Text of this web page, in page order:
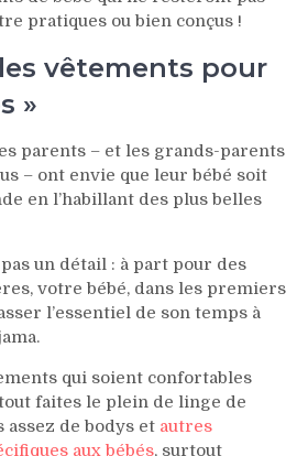
pratiques ou bien conçus !
vêtements pour
»
parents – et les grands-parents
– ont envie que leur bébé soit
en l’habillant des plus belles
un détail : à part pour des
votre bébé, dans les premiers
l’essentiel de son temps à
qui soient confortables
faites le plein de linge de
assez de bodys et autres
aux bébés, surtout